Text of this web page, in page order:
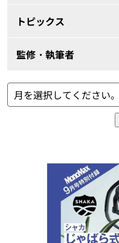
トピックス
監修・執筆者